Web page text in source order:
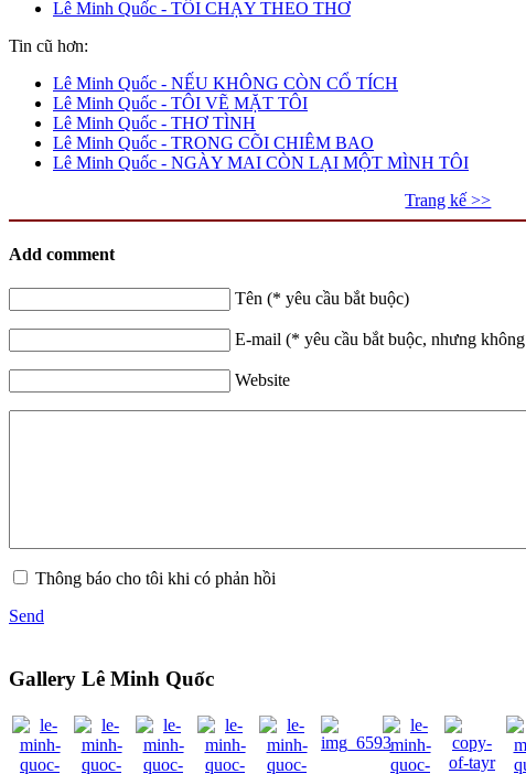
Lê Minh Quốc - TÔI CHẠY THEO THƠ
Tin cũ hơn:
Lê Minh Quốc - NẾU KHÔNG CÒN CỔ TÍCH
Lê Minh Quốc - TÔI VẼ MẶT TÔI
Lê Minh Quốc - THƠ TÌNH
Lê Minh Quốc - TRONG CÕI CHIÊM BAO
Lê Minh Quốc - NGÀY MAI CÒN LẠI MỘT MÌNH TÔI
Trang kế >>
Add comment
Tên (* yêu cầu bắt buộc)
E-mail (* yêu cầu bắt buộc, nhưng
Website
Thông báo cho tôi khi có phản hồi
Send
Gallery Lê Minh Quốc